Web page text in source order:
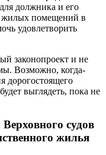
должника и его
жилых помещений в
удовлетворить
законопроект и не
Возможно, когда-
дорогостоящего
выглядеть, пока не
судов
жилья